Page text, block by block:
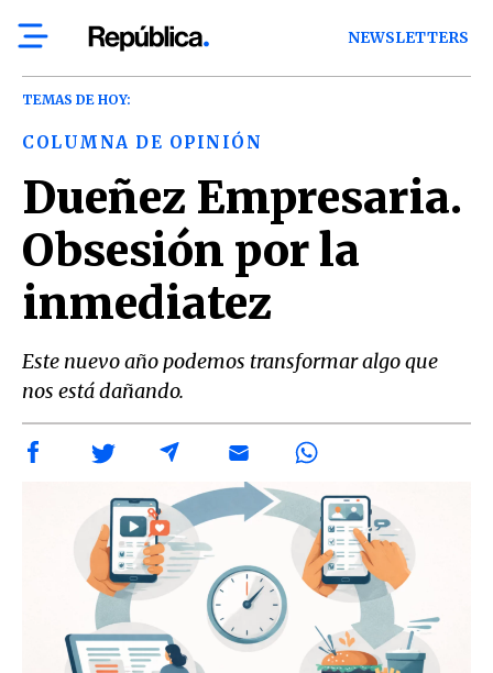
NEWSLETTERS
TEMAS DE HOY:
COLUMNA DE OPINIÓN
Dueñez Empresaria.
Obsesión por la
inmediatez
Este nuevo año podemos transformar algo que
nos está dañando.